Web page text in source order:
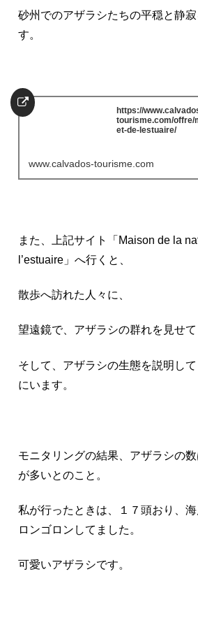
砂州でのアザラシたちの平穏と静
す。
https://
tourisme.com/offre/
et-de-lestuaire/
www.calvados-tourisme.com
また、上記サイト「Maison de la
l’estuaire」へ行くと、
散歩へ訪れた人々に、
望遠鏡で、アザラシの群れを見せて
そして、アザラシの生態を説明し
にいます。
モニタリングの結果、アザラシの
が多いとのこと。
私が行ったときは、１７頭おり、
ロンゴロンしてました。
可愛いアザラシです。